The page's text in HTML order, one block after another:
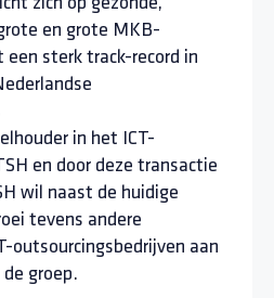
en grote MKB-
sterk track-record in
in het ICT-
en door deze transactie
wil naast de huidige
tevens andere
outsourcingsbedrijven aan
groep.